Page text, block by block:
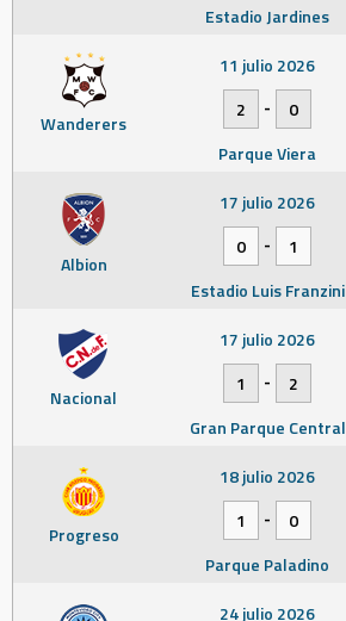
Estadio Jardines
Wanderers
11 julio 2026
2
-
0
Parque Viera
Albion
17 julio 2026
0
-
1
Estadio Luis Franzini
Nacional
17 julio 2026
1
-
2
Gran Parque Central
Progreso
18 julio 2026
1
-
0
Parque Paladino
24 julio 2026